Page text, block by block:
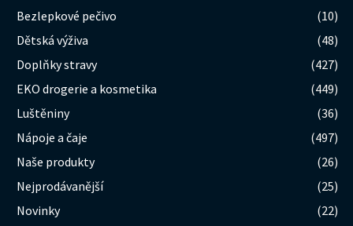
Bezlepkové pečivo
(10)
Dětská výživa
(48)
Doplňky stravy
(427)
EKO drogerie a kosmetika
(449)
Luštěniny
(36)
Nápoje a čaje
(497)
Naše produkty
(26)
Nejprodávanější
(25)
Novinky
(22)